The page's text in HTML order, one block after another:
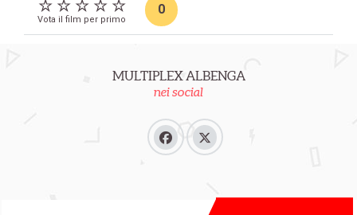
Vota il film per primo
0
MULTIPLEX ALBENGA
nei social